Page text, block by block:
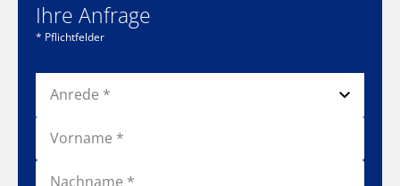
Ihre Anfrage
* Pflichtfelder